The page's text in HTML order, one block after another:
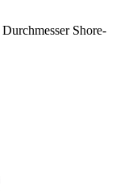
Durchmesser Shore-